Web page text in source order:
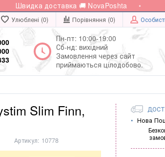
Швидка доставка 🚚 NovaPoshta
Улюблені (0) Порівняння (0)
Пн-пт: 10:00-19:00
Сб-нд: вихідний
Замовлення через сайт
приймаються цілодобово.
Slim Finn,
Артикул: 10778
Нова